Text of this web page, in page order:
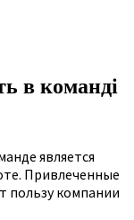
в команді
является
Привлеченные
пользу компании